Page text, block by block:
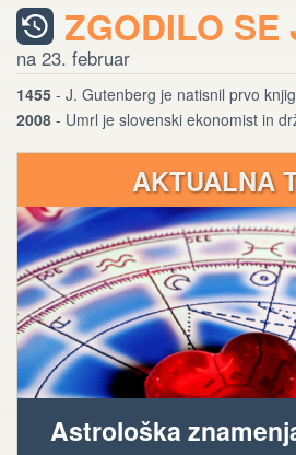
ZGODILO SE
na 23. februar
1455 - J. Gutenberg je natisnil prvo
2008 - Umrl je slovenski ekonomist in
AKTUALNA
Astrološka